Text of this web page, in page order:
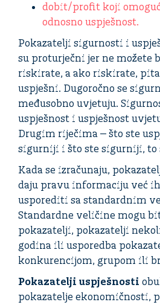
dobit/profit koji
odnosno uspješnost.
Pokazatelji sigurnosti i
su proturječni jer ne možete
riskirate, a ako riskirate,
uspješni. Dugoročno se
međusobno uvjetuju.
uspješnost i uspješnost
Drugim riječima ‒ što ste
sigurniji i što ste sigurniji, to
Kada se izračunaju,
daju pravu informaciju već
usporediti sa standardnim
Standardne veličine mogu
pokazatelji, pokazatelji
godina ili usporedba
konkurencijom, grupom ili
Pokazatelji uspješnosti
pokazatelje ekonomičnosti,